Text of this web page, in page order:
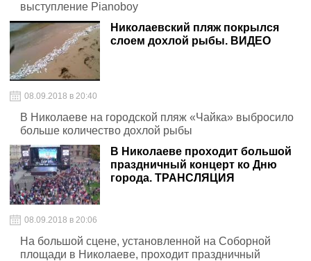
выступление Pianoboy
Николаевский пляж покрылся
слоем дохлой рыбы. ВИДЕО
08.09.2018 в 20:40
В Николаеве на городской пляж «Чайка» выбросило
больше количество дохлой рыбы
В Николаеве проходит большой
праздничный концерт ко Дню
города. ТРАНСЛЯЦИЯ
08.09.2018 в 20:06
На большой сцене, установленной на Соборной
площади в Николаеве, проходит праздничный